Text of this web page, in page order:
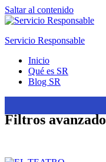
Saltar al contenido
Servicio Responsable
Inicio
Qué es SR
Blog SR
Filtros